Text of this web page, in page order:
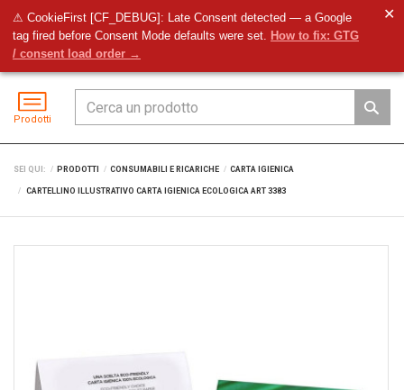
⚠ CookieFirst [CF_DEBUG]: Late Consent detected — a Google
tag fired before Consent Mode defaults were set. How to fix: GTG
/ consent load order →
✕
Prodotti
SEI QUI: PRODOTTI CONSUMABILI E RICARICHE CARTA IGIENICA
CARTELLINO ILLUSTRATIVO CARTA IGIENICA ECOLOGICA ART 3383